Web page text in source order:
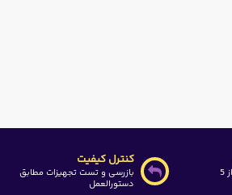
برای سبد خرید بیشتر از 5
کنترل کیفیت
بازرسی و تست تجهیزات مطابق
دستورالعمل